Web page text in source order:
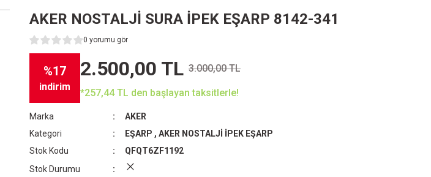
AKER NOSTALJİ SURA İPEK EŞARP 8142-341
0 yorumu gör
%17
indirim
2.500,00 TL 3.000,00 TL
*257,44 TL den başlayan taksitlerle!
Marka
AKER
Kategori
EŞARP , AKER NOSTALJİ İPEK EŞARP
Stok Kodu
QFQT6ZF1192
Stok Durumu